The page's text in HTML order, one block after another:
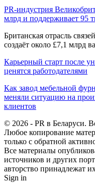
PR-индустрия
млрд и поддерживает 95
Британская отрасль
создаёт около £7,1 млрд
Карьерный старт после
ценятся работодателями
Как завод мебельной
меняли ситуацию на
клиентов
© 2026 - PR в Беларуси.
Любое копирование
только с обратной
Все материалы
источников и других
авторство принадлежат
Sign in